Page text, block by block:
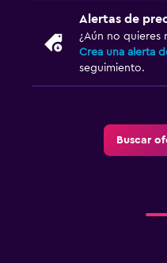
Accesibilidad y
Para no fumadores
Plantas superiores
Alertas de
¿Aún no quieres
Crea una alerta
seguimiento.
Buscar